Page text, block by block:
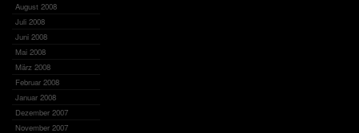
August 2008
Juli 2008
Juni 2008
Mai 2008
März 2008
Februar 2008
Januar 2008
Dezember 2007
November 2007